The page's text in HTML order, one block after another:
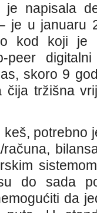
napisala
je u januaru
kod koji je
peer
skoro 9
čija tržišna
potrebno
do sada
da